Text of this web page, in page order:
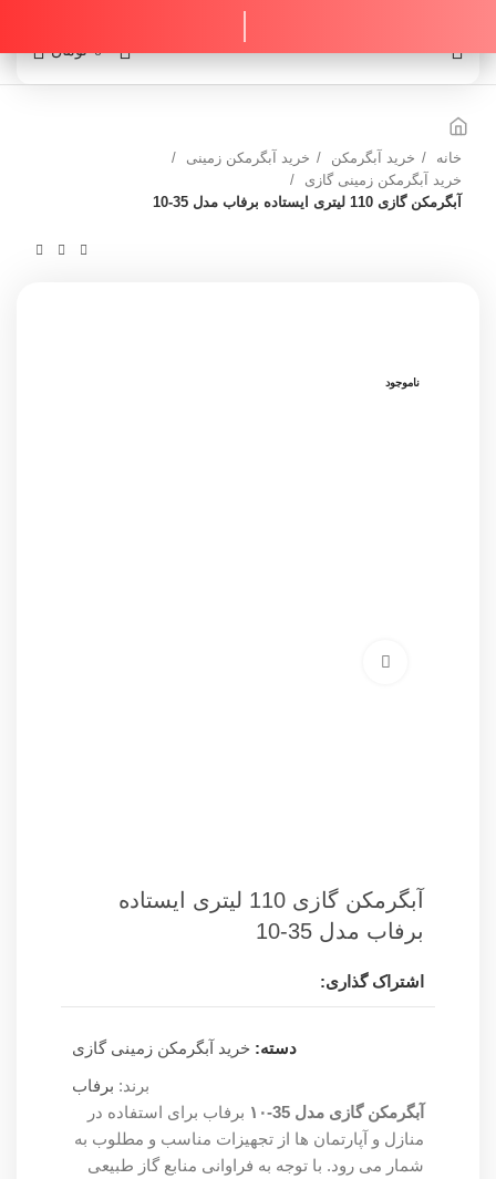
تومان 0
خانه خرید آبگرمکن
خرید آبگرمکن زمینی
خرید آبگرمکن زمینی گازی
آبگرمکن گازی 110 لیتری ایستاده برفاب مدل 35-10
ناموجود
آبگرمکن گازی 110 لیتری ایستاده
برفاب مدل 35-10
اشتراک گذاری:
دسته: خرید آبگرمکن زمینی گازی
برند: برفاب
آبگرمکن گازی مدل 35-۱۰
برفاب برای استفاده در
منازل و آپارتمان ها از تجهیزات مناسب و مطلوب به
شمار می رود. با توجه به فراوانی منابع گاز طبیعی